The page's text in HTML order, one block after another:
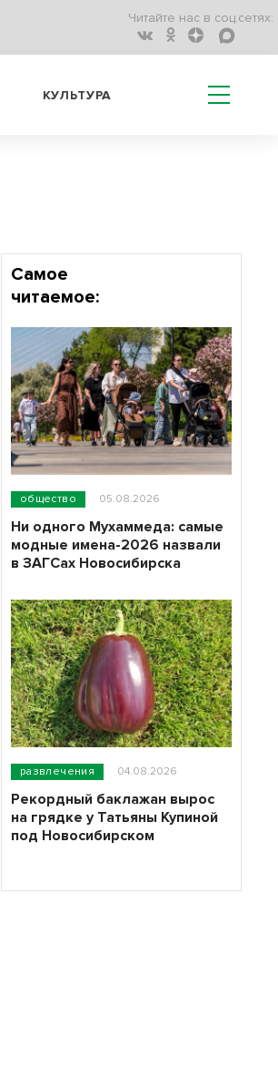
Читайте нас в соц.сетях:
КУЛЬТУРА
Самое
читаемое:
общество 05.08.2026
Ни одного Мухаммеда: самые
модные имена-2026 назвали
в ЗАГСах Новосибирска
развлечения 04.08.2026
Рекордный баклажан вырос
на грядке у Татьяны Купиной
под Новосибирском